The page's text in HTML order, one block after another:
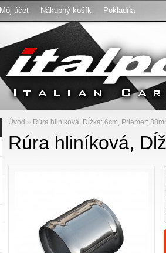
Môj účet Nákupný košík Pokladňa
Úvod » Rúra hliníková, Dĺžka: 6cm, Priemer:
Rúra hliníková,